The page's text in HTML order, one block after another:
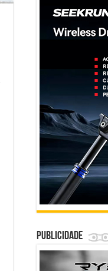
Publicidade